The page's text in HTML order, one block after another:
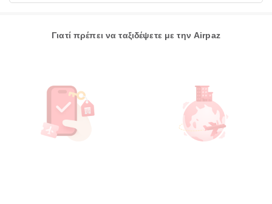
Γιατί πρέπει να ταξιδέψετε με την Airpaz